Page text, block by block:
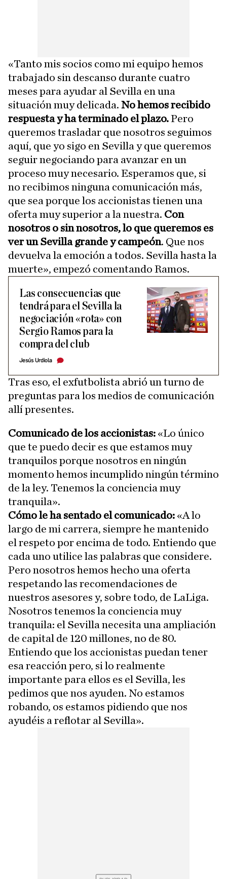
«Tanto mis socios como mi equipo hemos
trabajado sin descanso durante cuatro
meses para ayudar al Sevilla en una
situación muy delicada. No hemos recibido
respuesta y ha terminado el plazo.Pero
queremos trasladar que nosotros seguimos
aquí, que yo sigo en Sevilla y que queremos
seguir negociando para avanzar en un
proceso muy necesario. Esperamos que, si
no recibimos ninguna comunicación más,
que sea porque los accionistas tienen una
oferta muy superior a la nuestra. Con
nosotros o sin nosotros, lo que queremos es
ver un Sevilla grande y campeón. Que nos
devuelva la emoción a todos. Sevilla hasta la
muerte», empezó comentando Ramos.
Las consecuencias que
tendrá para el Sevilla la
negociación «rota» con
Sergio Ramos para la
compra del club
Jesús Urdiola
Tras eso, el exfutbolista abrió un turno de
preguntas para los medios de comunicación
allí presentes.
Comunicado de los accionistas: «Lo único
que te puedo decir es que estamos muy
tranquilos porque nosotros en ningún
momento hemos incumplido ningún término
de la ley. Tenemos la conciencia muy
tranquila».
Cómo le ha sentado el comunicado: «A lo
largo de mi carrera, siempre he mantenido
el respeto por encima de todo. Entiendo que
cada uno utilice las palabras que considere.
Pero nosotros hemos hecho una oferta
respetando las recomendaciones de
nuestros asesores y, sobre todo, de LaLiga.
Nosotros tenemos la conciencia muy
tranquila: el Sevilla necesita una ampliación
de capital de 120 millones, no de 80.
Entiendo que los accionistas puedan tener
esa reacción pero, si lo realmente
importante para ellos es el Sevilla, les
pedimos que nos ayuden. No estamos
robando, os estamos pidiendo que nos
ayudéis a reflotar al Sevilla».